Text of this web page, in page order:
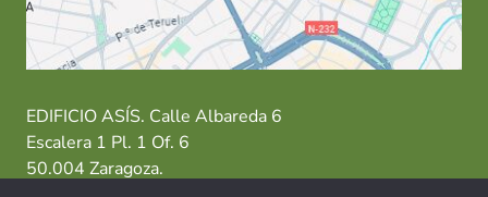
EDIFICIO ASÍS. Calle Albareda 6
Escalera 1 Pl. 1 Of. 6
50.004 Zaragoza.